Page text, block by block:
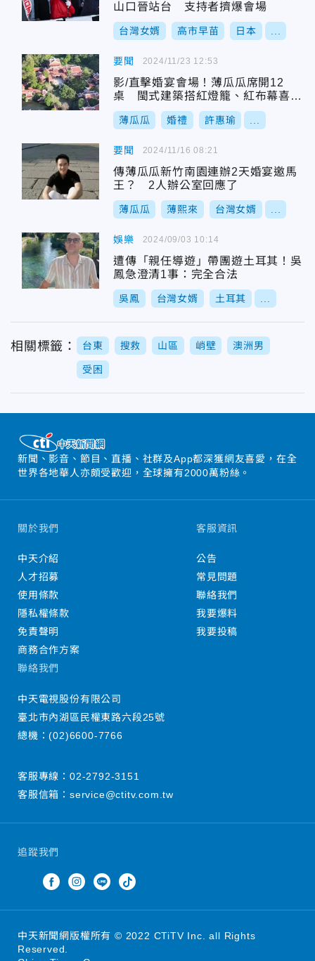
山口晉站台 支持者擠爆會場
台灣女婿 高市早苗 日本
要聞
影/直擊婚宴會場！薄瓜瓜席開12
桌 閩式建築搭紅燈籠、紅布幕喜氣
洋洋
薄瓜瓜 婚禮 許惠瑜
2024/11/23 12:53
要聞
傳薄瓜瓜新竹南園連辦2天婚宴邀馬
王？ 2人辦公室回應了
薄瓜瓜 薄熙來 台灣女婿
2024/11/16 08:21
娛樂
遭傳「親任導遊」帶團遊土耳其！吳
鳳急澄清1事：完全合法
吳鳳 台灣女婿 土耳其
2024/09/03 10:14
相關標籤： 台東 搜救 山區 峭壁 澳洲男
受困
新聞、影音、節目、直播、社群及App都深獲網友喜愛，在全
世界各地華人亦頗受歡迎，全球擁有2000萬粉絲。
追蹤我們
關於我們
中天介紹
人才招募
使用條款
隱私權條款
免責聲明
商務合作方案
客服資訊
公告
常見問題
聯絡我們
我要爆料
我要投稿
聯絡我們
中天電視股份有限公司
臺北市內湖區民權東路六段25號
總機：(02)6600-7766
客服專線： 02-2792-3151
客服信箱： service@ctitv.com.tw
中天新聞網版權所有 © 2022 CTiTV Inc. all Rights
Reserved.